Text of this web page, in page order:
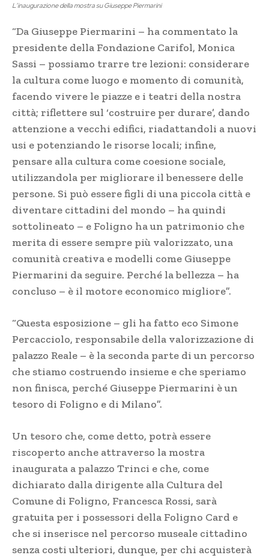
L’inaugurazione della mostra su Giuseppe Piermarini
“Da Giuseppe Piermarini – ha commentato la
presidente della Fondazione Carifol, Monica
Sassi – possiamo trarre tre lezioni: considerare
la cultura come luogo e momento di comunità,
facendo vivere le piazze e i teatri della nostra
città; riflettere sul ‘costruire per durare’, dando
attenzione a vecchi edifici, riadattandoli a nuovi
usi e potenziando le risorse locali; infine,
pensare alla cultura come coesione sociale,
utilizzandola per migliorare il benessere delle
persone. Si può essere figli di una piccola città e
diventare cittadini del mondo – ha quindi
sottolineato – e Foligno ha un patrimonio che
merita di essere sempre più valorizzato, una
comunità creativa e modelli come Giuseppe
Piermarini da seguire. Perché la bellezza – ha
concluso – è il motore economico migliore”.
“Questa esposizione – gli ha fatto eco Simone
Percacciolo, responsabile della valorizzazione di
palazzo Reale – è la seconda parte di un percorso
che stiamo costruendo insieme e che speriamo
non finisca, perché Giuseppe Piermarini è un
tesoro di Foligno e di Milano”.
Un tesoro che, come detto, potrà essere
riscoperto anche attraverso la mostra
inaugurata a palazzo Trinci e che, come
dichiarato dalla dirigente alla Cultura del
Comune di Foligno, Francesca Rossi, sarà
gratuita per i possessori della Foligno Card e
che si inserisce nel percorso museale cittadino
senza costi ulteriori, dunque, per chi acquisterà